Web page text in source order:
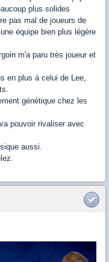
plus solides
pas mal de joueurs de
équipe bien plus légère
m'a paru très joueur et
en plus à celui de Lee,
génétique chez les
pouvoir rivaliser avec
aussi.